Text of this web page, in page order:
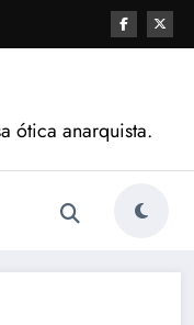
ótica anarquista.